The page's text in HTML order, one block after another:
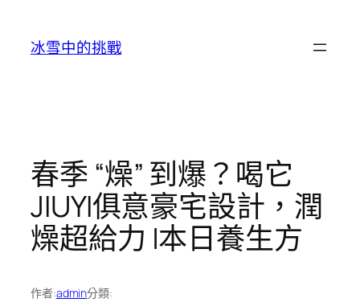
冰雪中的挑戰
春季 “燥” 到爆？喝它
JIUYI俱意豪宅設計，潤
燥超給力 |本日養生方
作者:admin分類: